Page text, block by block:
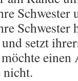
Schwester
Schwester
setzt
einen
nicht.